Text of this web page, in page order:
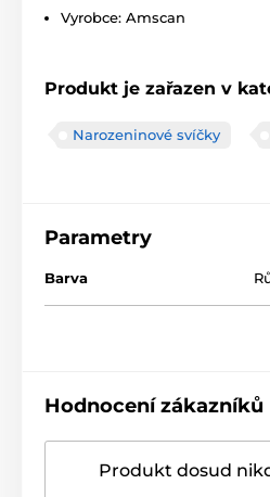
Vyrobce: Amscan
Produkt je zařazen v
Narozeninové svíčky
Parametry
Barva
Hodnocení zákazníků
Produkt dosud